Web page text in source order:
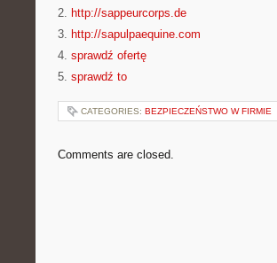
2. http://sappeurcorps.de
3. http://sapulpaequine.com
4. sprawdź ofertę
5. sprawdź to
CATEGORIES: BEZPIECZEŃSTWO W FIRMIE
Comments are closed.